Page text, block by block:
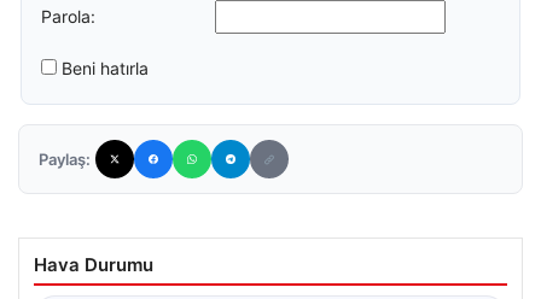
Parola:
Beni hatırla
Paylaş:
Hava Durumu